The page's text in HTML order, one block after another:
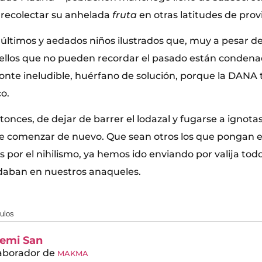
su anhelada fruta en otras latitudes de
y aedados niños ilustrados que, muy a pesar
que no pueden recordar el pasado están
ineludible, huérfano de solución, porque la DANA
de dejar de barrer el lodazal y fugarse a
comenzar de nuevo. Que sean otros los que pongan
por el nihilismo, ya hemos ido enviando por valija
en nuestros anaqueles.
San
de MAKMA